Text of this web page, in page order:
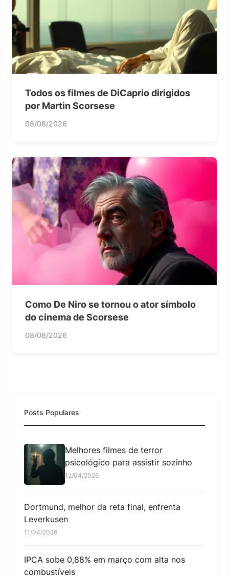
Todos os filmes de DiCaprio dirigidos
por Martin Scorsese
08/08/2026
Como De Niro se tornou o ator símbolo
do cinema de Scorsese
08/08/2026
Posts Populares
Melhores filmes de terror
psicológico para assistir sozinho
12/04/2026
Dortmund, melhor da reta final, enfrenta
Leverkusen
11/04/2026
IPCA sobe 0,88% em março com alta nos
combustíveis